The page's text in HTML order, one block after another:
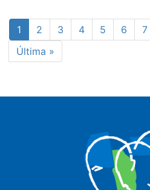
Paginación
Página
actual
1 Page
2 Page
3 Page
4 Page
5 Page
6 7
Última
página
Última »